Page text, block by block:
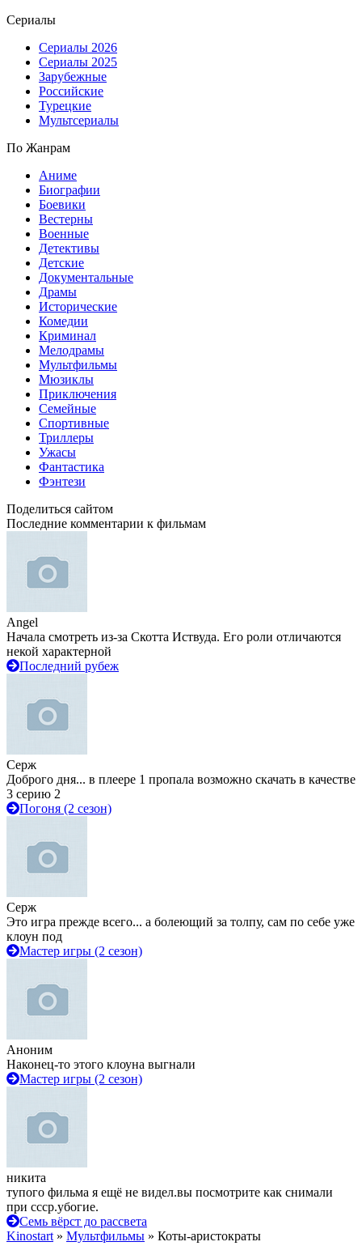
Сериалы
Сериалы 2026
Сериалы 2025
Зарубежные
Российские
Турецкие
Мультсериалы
По Жанрам
Аниме
Биографии
Боевики
Вестерны
Военные
Детективы
Детские
Документальные
Драмы
Исторические
Комедии
Криминал
Мелодрамы
Мультфильмы
Мюзиклы
Приключения
Семейные
Спортивные
Триллеры
Ужасы
Фантастика
Фэнтези
Поделиться сайтом
Последние комментарии к фильмам
Angel
Начала смотреть из-за Скотта Иствуда. Его роли отличаются
некой характерной
Последний рубеж
Серж
Доброго дня... в плеере 1 пропала возможно скачать в качестве
3 серию 2
Погоня (2 сезон)
Серж
Это игра прежде всего... а болеющий за толпу, сам по себе уже
клоун под
Мастер игры (2 сезон)
Аноним
Наконец-то этого клоуна выгнали
Мастер игры (2 сезон)
никита
тупого фильма я ещё не видел.вы посмотрите как снимали
при ссср.убогие.
Семь вёрст до рассвета
Kinostart » Мультфильмы » Коты-аристократы